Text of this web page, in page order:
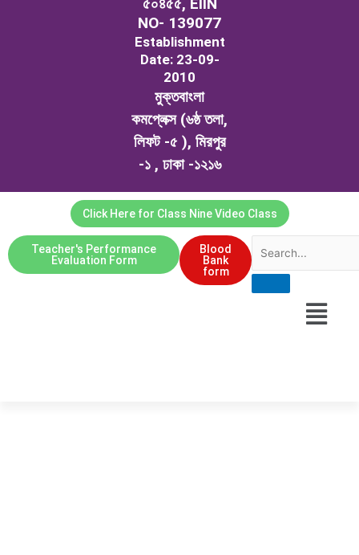
NO- 139077
Establishment
Date: 23-09-
2010
মুক্তবাংলা
কমপ্লেক্স (৬ষ্ঠ তলা,
লিফট -৫ ), মিরপুর
-১ , ঢাকা -১২১৬
Click Here for Class Nine Video Class
Teacher's Performance
Evaluation Form
Blood
Bank
form
Menu